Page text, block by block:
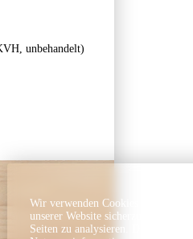
unbehandelt)
Wir verwenden Cookies und
unserer Website sicherzustellen,
Seiten zu analysieren. Dabei